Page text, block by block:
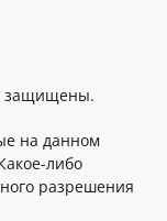
защищены.
на данном
либо
разрешения